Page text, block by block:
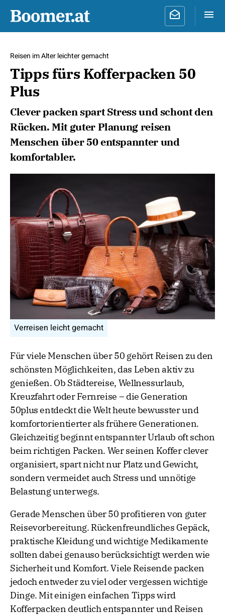
Reisen im Alter leichter gemacht
Tipps fürs Kofferpacken 50
Plus
Clever packen spart Stress und schont den
Rücken. Mit guter Planung reisen
Menschen über 50 entspannter und
komfortabler.
Verreisen leicht gemacht
Für viele Menschen über 50 gehört Reisen zu den
schönsten Möglichkeiten, das Leben aktiv zu
genießen. Ob Städtereise, Wellnessurlaub,
Kreuzfahrt oder Fernreise – die Generation
50plus entdeckt die Welt heute bewusster und
komfortorientierter als frühere Generationen.
Gleichzeitig beginnt entspannter Urlaub oft schon
beim richtigen Packen. Wer seinen Koffer clever
organisiert, spart nicht nur Platz und Gewicht,
sondern vermeidet auch Stress und unnötige
Belastung unterwegs.
Gerade Menschen über 50 profitieren von guter
Reisevorbereitung. Rückenfreundliches Gepäck,
praktische Kleidung und wichtige Medikamente
sollten dabei genauso berücksichtigt werden wie
Sicherheit und Komfort. Viele Reisende packen
jedoch entweder zu viel oder vergessen wichtige
Dinge. Mit einigen einfachen Tipps wird
Kofferpacken deutlich entspannter und Reisen